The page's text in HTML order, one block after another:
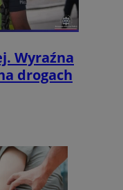
Wyraźna
drogach